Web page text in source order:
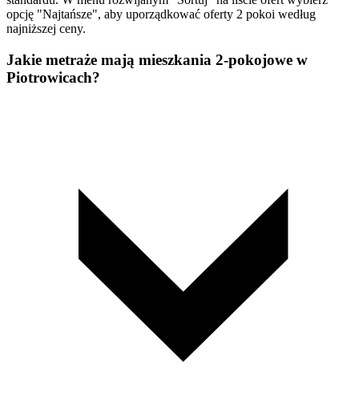
opcję "Najtańsze", aby uporządkować oferty 2 pokoi według
najniższej ceny.
Jakie metraże mają mieszkania 2-pokojowe w
Piotrowicach?